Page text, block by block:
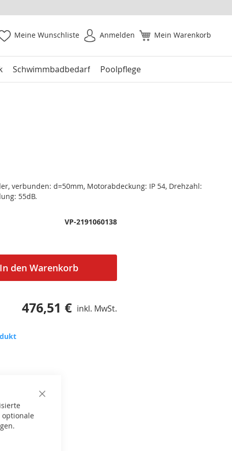
Close
Mein Warenkorb
Meine Wunschliste Anmelden
Schwimmbadbedarf Poolpflege
verbunden: d=50mm, Motorabdeckung: IP 54, Drehzahl:
55dB.
In den Warenkorb
476,51 € inkl. MwSt.
VP-2191060138